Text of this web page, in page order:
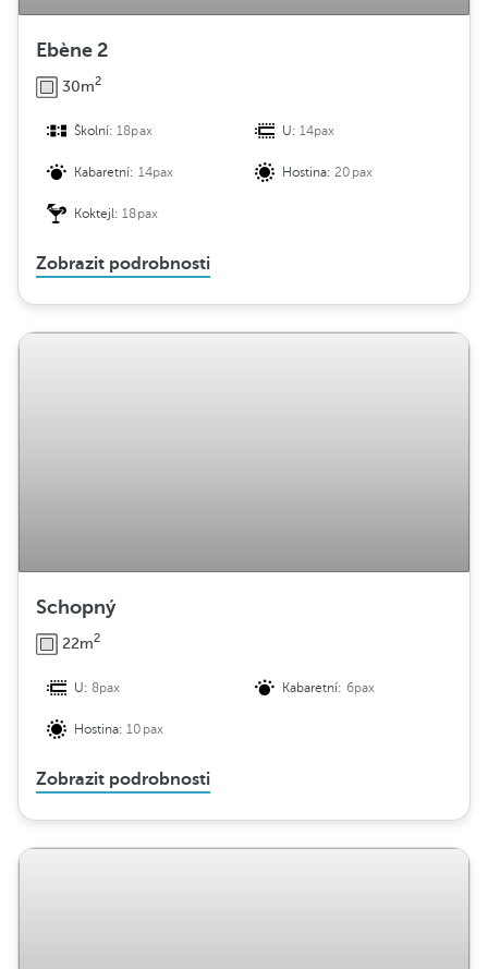
Ebène 2
30m2
Školní:18pax U:14pax
Kabaretní: 14pax Hostina:20pax
Koktejl:18pax
Zobrazit podrobnosti
Schopný
22m2
U:8pax Kabaretní: 6pax
Hostina:10pax
Zobrazit podrobnosti